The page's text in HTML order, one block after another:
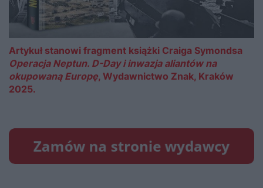
Artykuł stanowi fragment książki Craiga Symondsa
Operacja Neptun. D-Day i inwazja aliantów na
okupowaną Europę, Wydawnictwo Znak, Kraków
2025.